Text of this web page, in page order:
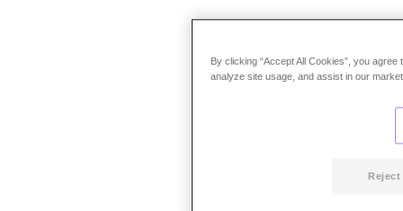
By clicking “Accept All Cookies”, you
analyze site usage, and assist in our